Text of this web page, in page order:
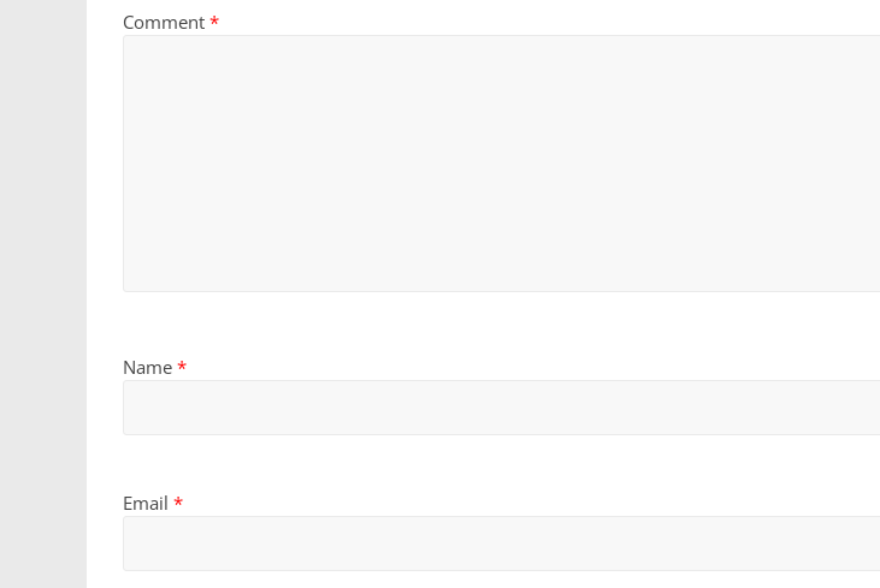
Comment *
Name *
Email *